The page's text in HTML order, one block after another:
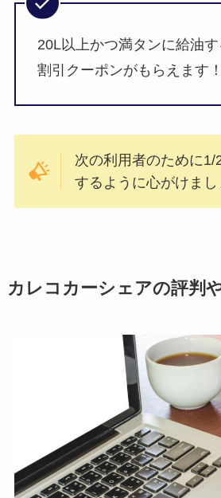
20L以上かつ満タンに給油
割引クーポンがもらえます！
次の利用者のために1/
するように心がけまし
カレコカーシェアの評判